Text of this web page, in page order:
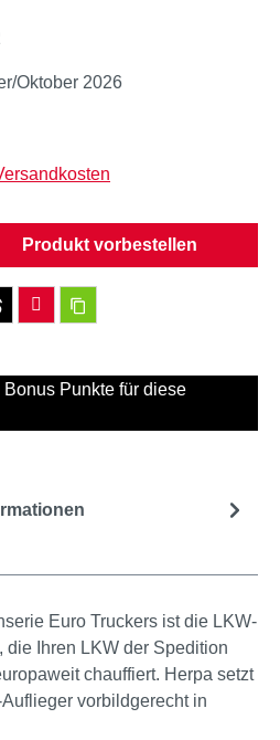
Oktober 2026
den gewünschten
Produkt vorbestellen
Punkte für diese
Euro Truckers ist die LKW-
die Ihren LKW der Spedition
chauffiert. Herpa setzt
vorbildgerecht in